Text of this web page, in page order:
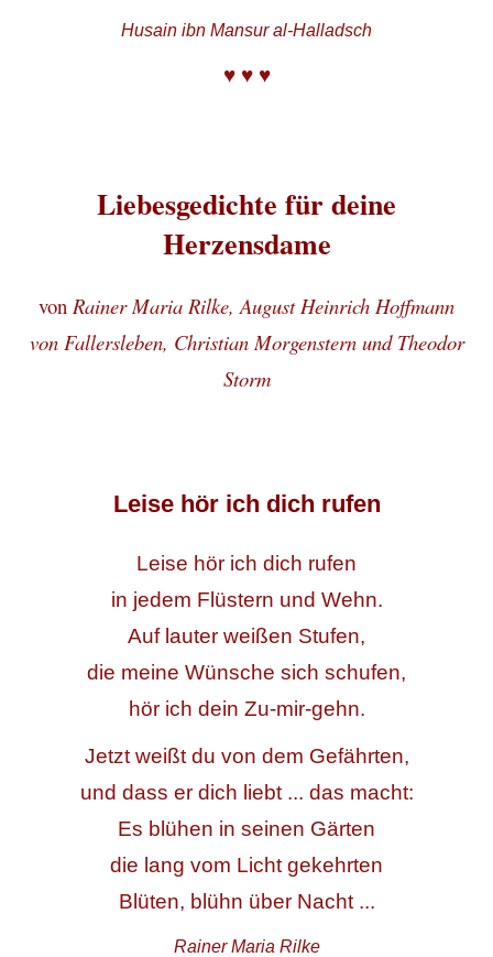
Husain ibn Mansur al-Halladsch
♥ ♥ ♥
Liebesgedichte für deine
Herzensdame
von Rainer Maria Rilke, August Heinrich Hoffmann
von Fallersleben, Christian Morgenstern und Theodor
Storm
Leise hör ich dich rufen
Leise hör ich dich rufen
in jedem Flüstern und Wehn.
Auf lauter weißen Stufen,
die meine Wünsche sich schufen,
hör ich dein Zu-mir-gehn.
Jetzt weißt du von dem Gefährten,
und dass er dich liebt ... das macht:
Es blühen in seinen Gärten
die lang vom Licht gekehrten
Blüten, blühn über Nacht ...
Rainer Maria Rilke